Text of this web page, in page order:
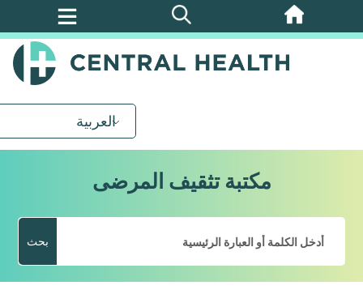
تخطي
العربية
مكتبة تثقيف المرضى
بحث